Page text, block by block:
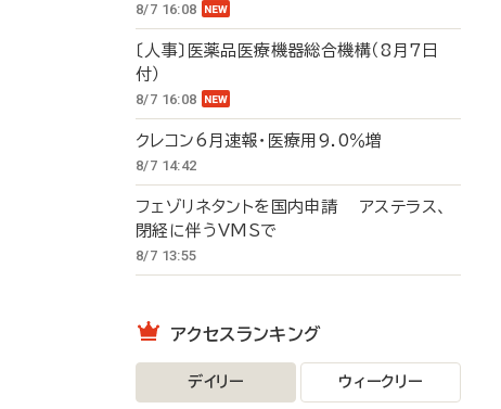
8/7 16:08
〔人事〕医薬品医療機器総合機構（8月7日
付）
8/7 16:08
クレコン6月速報・医療用9.0％増
8/7 14:42
フェゾリネタントを国内申請 アステラス、
閉経に伴うVMSで
8/7 13:55
アクセスランキング
デイリー ウィークリー